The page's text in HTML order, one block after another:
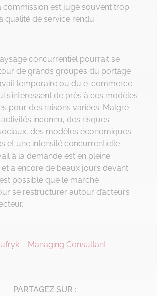
commission est jugé souvent trop
qualité de service rendu.
concurrentiel pourrait se
de grands groupes du portage
temporaire ou du e-commerce
s’intéressent de près à ces modèles
pour des raisons variées. Malgré
inconnu, des risques
des modèles économiques
et une intensité concurrentielle
à la demande est en pleine
a encore de beaux jours devant
possible que le marché
se restructurer autour d’acteurs
– Managing Consultant
PARTAGEZ SUR :